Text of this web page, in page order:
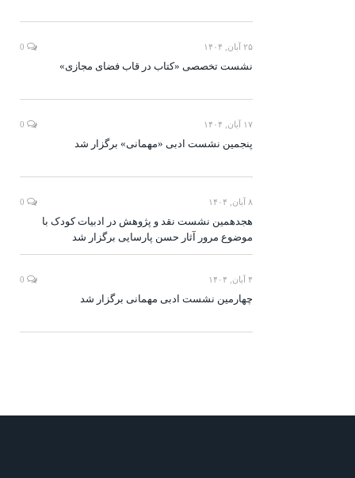
۲۵ آبان, ۱۴۰۴
نشست تخصصی «کتاب در قاب فضای مجازی»
۱۷ آبان, ۱۴۰۴
پنجمین نشست ادبی «مهمانی» برگزار شد
۸ آبان, ۱۴۰۴
هجدهمین نشست نقد و پژوهش در ادبیات کودک با
موضوع مرور آثار حسن پارسایی برگزار شد
۴ آبان, ۱۴۰۴
چهارمین نشست ادبی مهمانی برگزار شد